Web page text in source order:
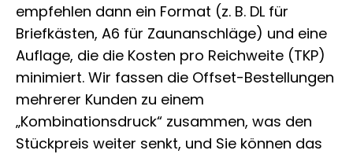
empfehlen dann ein Format (z. B. DL für
Briefkästen, A6 für Zaunanschläge) und eine
Auflage, die die Kosten pro Reichweite (TKP)
minimiert. Wir fassen die Offset-Bestellungen
mehrerer Kunden zu einem
„Kombinationsdruck“ zusammen, was den
Stückpreis weiter senkt, und Sie können das